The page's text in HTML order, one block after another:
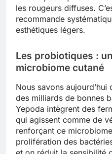
les rougeurs diffuses.
recommande
esthétiques légers.
Les probiotiques :
microbiome cutané
Nous savons
des milliards de bonnes
Yepoda intègrent des
qui agissent comme de
renforçant ce
prolifération des